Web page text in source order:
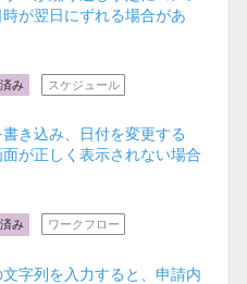
が翌日にずれる場合があ
み スケジュール
き込み、日付を変更する
が正しく表示されない場合
み ワークフロー
字列を入力すると、申請内